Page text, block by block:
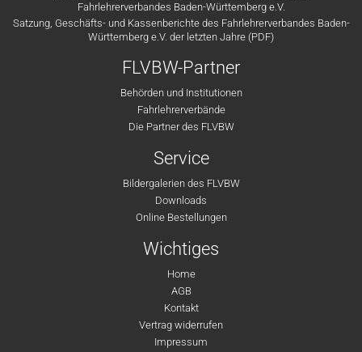
Fahrlehrerverbandes Baden-Württemberg e.V.
Satzung, Geschäfts- und Kassenberichte des Fahrlehrerverbandes Baden-
Württemberg e.V. der letzten Jahre (PDF)
FLVBW-Partner
Behörden und Institutionen
Fahrlehrerverbände
Die Partner des FLVBW
Service
Bildergalerien des FLVBW
Downloads
Online Bestellungen
Wichtiges
Home
AGB
Kontakt
Vertrag widerrufen
Impressum